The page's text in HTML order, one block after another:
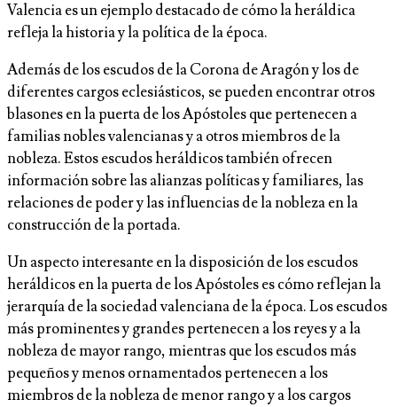
Valencia es un ejemplo destacado de cómo la heráldica
refleja la historia y la política de la época.
Además de los escudos de la Corona de Aragón y los de
diferentes cargos eclesiásticos, se pueden encontrar otros
blasones en la puerta de los Apóstoles que pertenecen a
familias nobles valencianas y a otros miembros de la
nobleza. Estos escudos heráldicos también ofrecen
información sobre las alianzas políticas y familiares, las
relaciones de poder y las influencias de la nobleza en la
construcción de la portada.
Un aspecto interesante en la disposición de los escudos
heráldicos en la puerta de los Apóstoles es cómo reflejan la
jerarquía de la sociedad valenciana de la época. Los escudos
más prominentes y grandes pertenecen a los reyes y a la
nobleza de mayor rango, mientras que los escudos más
pequeños y menos ornamentados pertenecen a los
miembros de la nobleza de menor rango y a los cargos